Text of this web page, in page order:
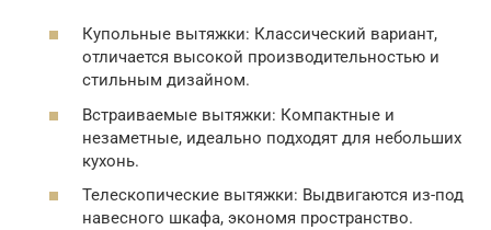
Купольные вытяжки: Классический вариант,
отличается высокой производительностью и
стильным дизайном.
Встраиваемые вытяжки: Компактные и
незаметные, идеально подходят для небольших
кухонь.
Телескопические вытяжки: Выдвигаются из-под
навесного шкафа, экономя пространство.